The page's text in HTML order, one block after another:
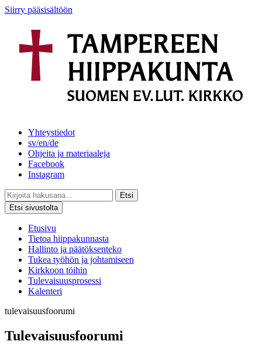
Siirry pääsisältöön
Yhteystiedot
sv/en/de
Ohjeita ja materiaaleja
Facebook
Instagram
Etsi
Etsi sivustolta
Etusivu
Tietoa hiippakunnasta
Hallinto ja päätöksenteko
Tukea työhön ja johtamiseen
Kirkkoon töihin
Tulevaisuusprosessi
Kalenteri
tulevaisuusfoorumi
Tulevaisuusfoorumi